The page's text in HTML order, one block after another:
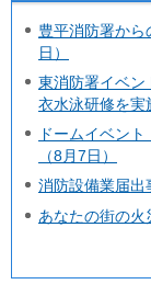
豊平消防署か
日）
東消防署イベン
衣水泳研修を実
ドームイベン
（8月7日）
消防設備業届出
あなたの街の火